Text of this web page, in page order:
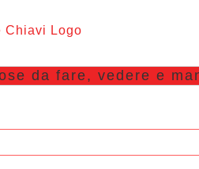
da fare, vedere e